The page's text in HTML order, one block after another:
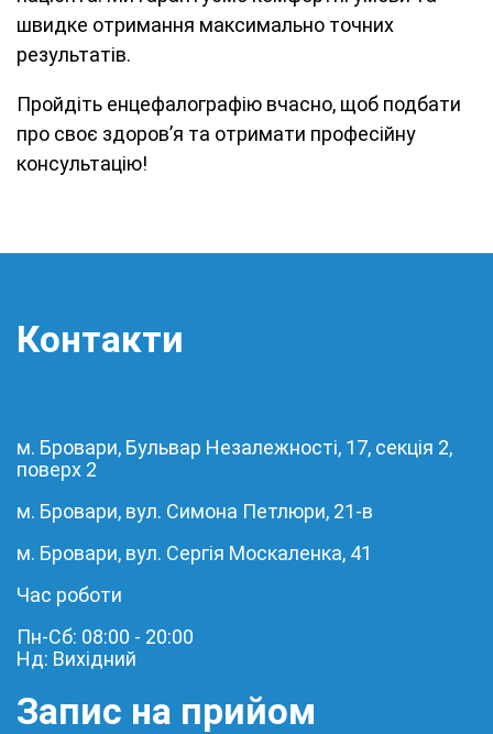
швидке отримання максимально точних
результатів.
Пройдіть енцефалографію вчасно, щоб подбати
про своє здоров’я та отримати професійну
консультацію!
Контакти
м. Бровари, Бульвар Незалежності, 17, секція 2,
поверх 2
м. Бровари, вул. Симона Петлюри, 21-в
м. Бровари, вул. Сергія Москаленка, 41
Час роботи
Пн-Сб: 08:00 - 20:00
Нд: Вихідний
Запис на прийом